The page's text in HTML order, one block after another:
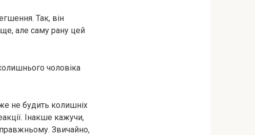
Так, він
але саму рану цей
чоловіка
не будить колишніх
Інакше кажучи,
Звичайно,